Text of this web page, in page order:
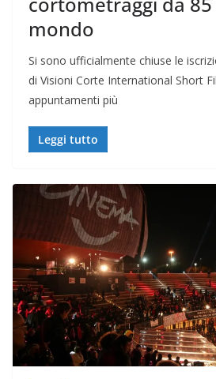
mondo
Si sono ufficialmente chiuse le
di Visioni Corte International Short
appuntamenti più
Leggi tutto